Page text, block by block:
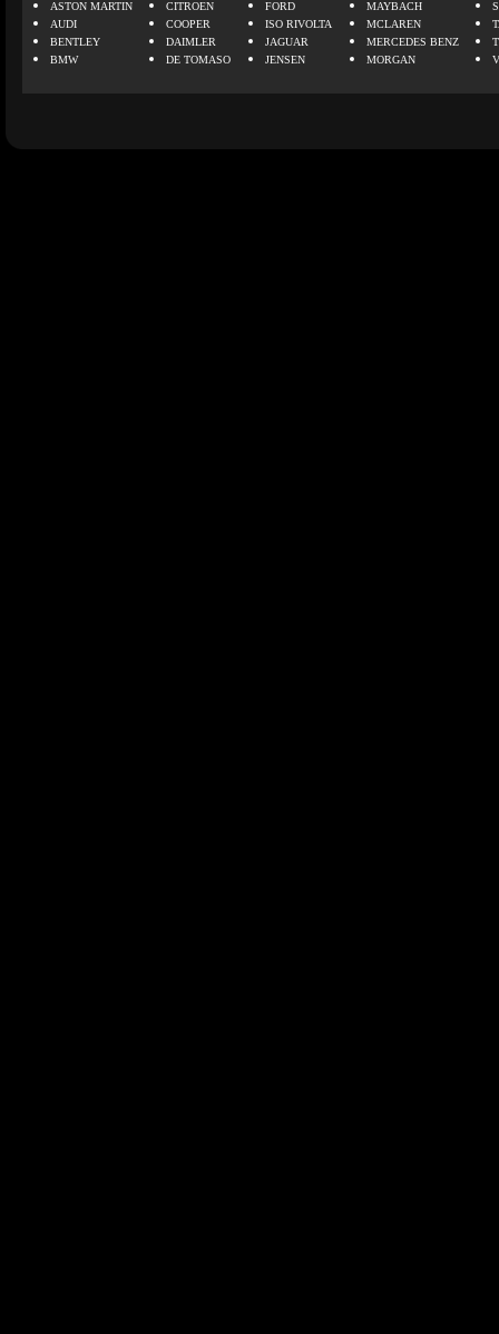
ASTON MARTIN
AUDI
BENTLEY
BMW
CITROEN
COOPER
DAIMLER
DE TOMASO
FORD
ISO RIVOLTA
JAGUAR
JENSEN
MAYBACH
MCLAREN
MERCEDES BENZ
MORGAN